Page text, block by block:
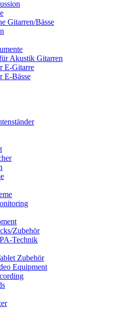
Gitarren/Bässe
Akustik Gitarren
E-Gitarre
E-Bässe
Zubehör
Technik
Zubehör
Equipment